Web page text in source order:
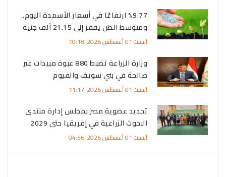
%9.77 ارتفاعًا في أسعار الأسمدة اليوم..
ومتوسط الطن يقفز إلى 21.15 ألف جنيه
السبت 01 أغسطس 2026-10:18
وزارة الزراعة تضبط 880 عبوة مبيدات غير
صالحة في بني سويف والفيوم
السبت 01 أغسطس 2026-11:17
تجديد عضوية مصر بمجلس إدارة منتدى
البحوث الزراعية في إفريقيا حتى 2029
السبت 01 أغسطس 2026-04:56